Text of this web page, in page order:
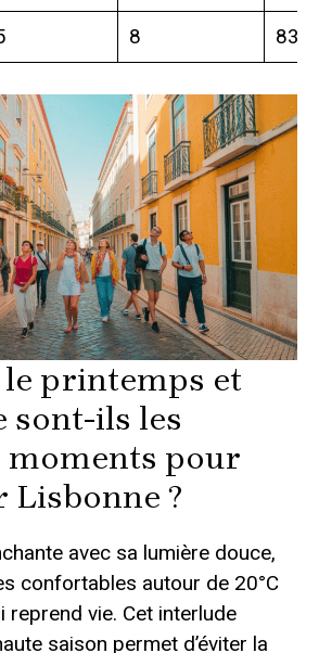
8 83
printemps et
sont-ils les
pour
?
avec sa lumière douce,
confortables autour de 20°C
reprend vie. Cet interlude
saison permet d’éviter la